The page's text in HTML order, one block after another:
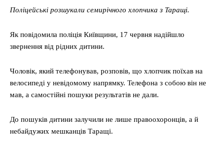
Поліцейські розшукали семирічного хлопчика з Таращі.
Як повідомила поліція Київщини, 17 червня надійшло
звернення від рідних дитини.
Чоловік, який телефонував, розповів, що хлопчик поїхав на
велосипеді у невідомому напрямку. Телефона з собою він не
мав, а самостійні пошуки результатів не дали.
До пошуків дитини залучили не лише правоохоронців, а й
небайдужих мешканців Таращі.